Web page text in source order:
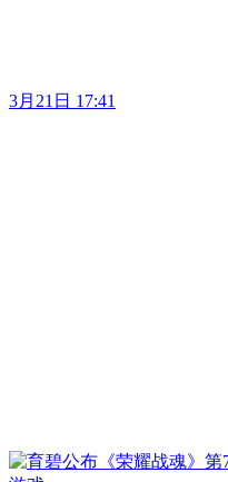
3月21日 17:41